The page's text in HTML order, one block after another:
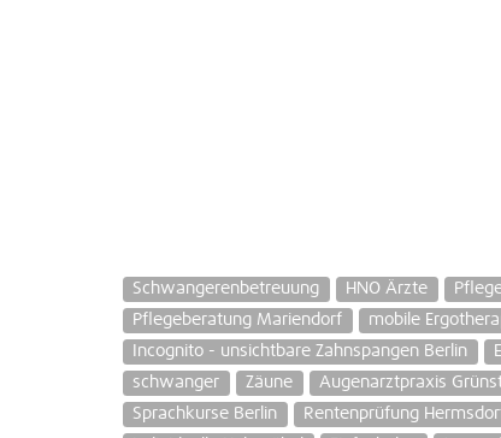
Schwangerenbetreuung HNO Ärzte
Pflegeberatung Mariendorf
mobile
Incognito - unsichtbare Zahnspangen Berlin
schwanger
Zäune Augenarztpraxis
Sprachkurse Berlin
Rentenprüfung